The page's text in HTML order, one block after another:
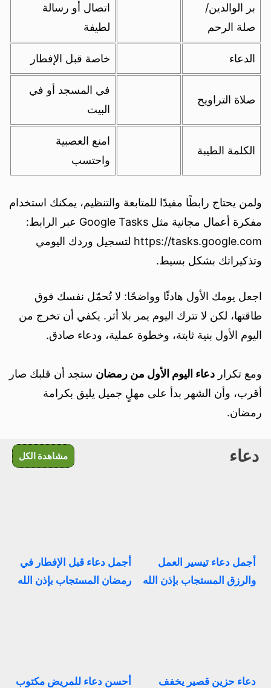
بر الوالدين/
صلة الرحم
اتصال أو رسالة
لطيفة
الدعاء خاصة قبل الإفطار
صلاة التراويح
في المسجد أو في
البيت
الكلمة الطيبة
امنع العصبية
واحتسب
ولمن يحتاج رابطًا مفيدًا للمتابعة والتنظيم، يمكنك استخدام
مفكرة أعمال مجانية مثل Google Tasks عبر الرابط:
https://tasks.google.com لتسجيل وردك اليومي
وتذكيراتك بشكل بسيط.
اجعل يومك الأول هادئًا وواضحًا: لا تُحمّل نفسك فوق
طاقتها، لكن لا تترك اليوم يمر بلا أثر. يكفي أن تخرج من
اليوم الأول بنية ثابتة، وخطوة عملية، ودعاء صادق.
ومع تكرار دعاء اليوم الأول من رمضان ستجد أن قلبك صار
أقرب، وأن الشهر بدأ على مهلٍ جميل يليق بكرامة
رمضان.
دعاء مشاهدة الكل
أجمل دعاء تيسير العمل
والرزق المستجاب بإذن الله
أجمل دعاء قبل الإفطار في
رمضان المستجاب بإذن الله
دعاء حزين قصير يخفف
أحسن دعاء للمريض مكتوب